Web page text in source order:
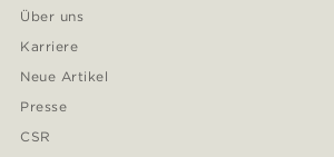
Über uns
Karriere
Neue Artikel
Presse
CSR